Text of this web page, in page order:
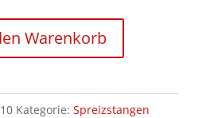
Warenkorb
Kategorie: Spreizstangen